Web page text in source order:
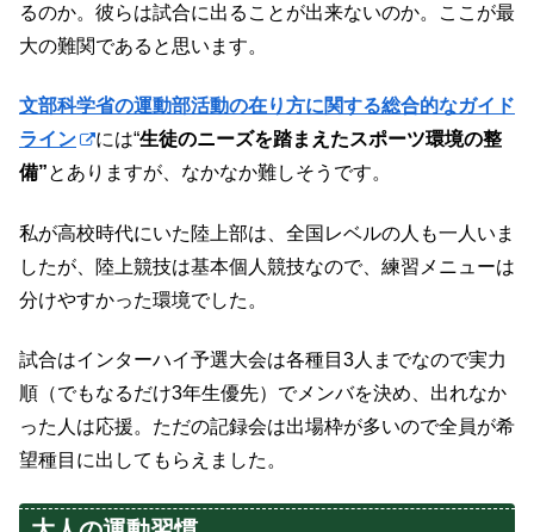
るのか。彼らは試合に出ることが出来ないのか。ここが最
大の難関であると思います。
文部科学省の運動部活動の在り方に関する総合的なガイド
ライン
には“生徒のニーズを踏まえたスポーツ環境の整
備”とありますが、なかなか難しそうです。
私が高校時代にいた陸上部は、全国レベルの人も一人いま
したが、陸上競技は基本個人競技なので、練習メニューは
分けやすかった環境でした。
試合はインターハイ予選大会は各種目3人までなので実力
順（でもなるだけ3年生優先）でメンバを決め、出れなか
った人は応援。ただの記録会は出場枠が多いので全員が希
望種目に出してもらえました。